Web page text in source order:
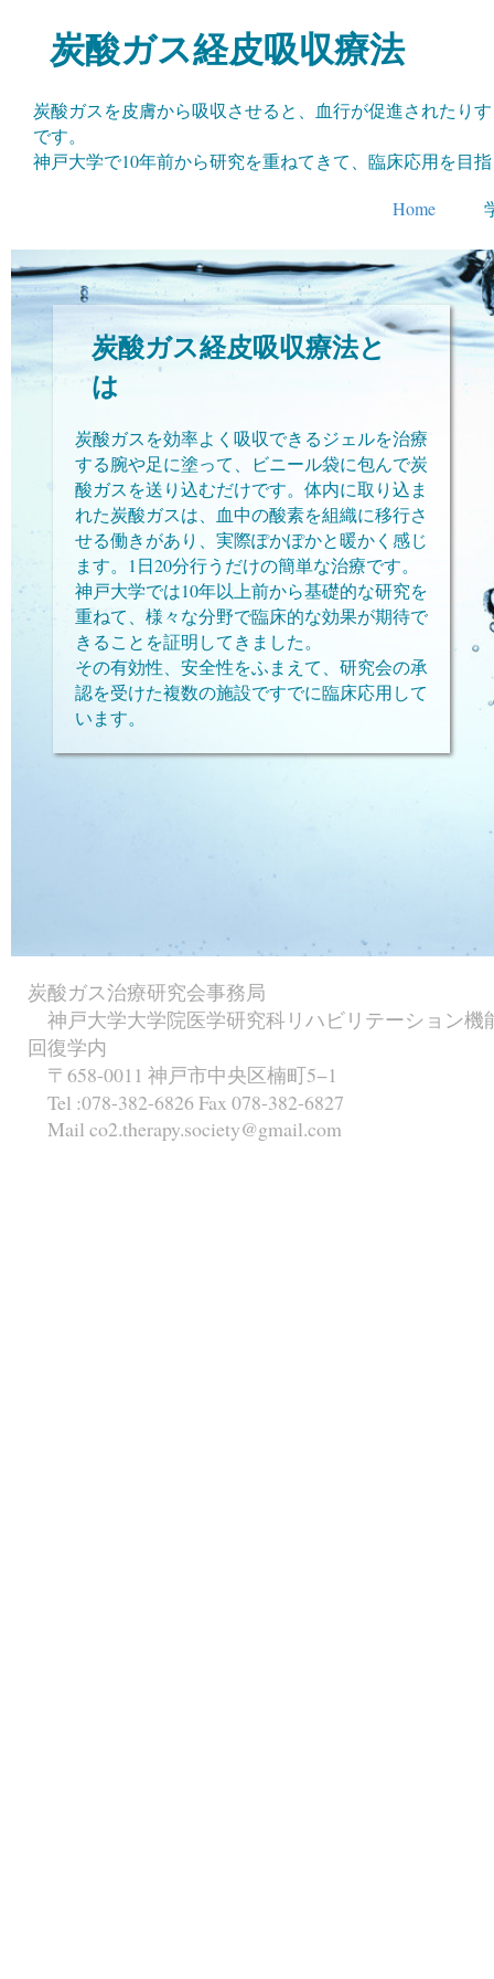
​炭酸ガス経皮吸収療法
炭酸ガスを皮膚から吸収させると、血行が促進されたり
です。
神戸大学で10年前から研究を重ねてきて、臨床応用を目
Home
炭酸ガス経皮吸収療法と
は
炭酸ガスを効率よく吸収できるジェルを治療
する腕や足に塗って、ビニール袋に包んで炭
酸ガスを送り込むだけです。体内に取り込ま
れた炭酸ガスは、血中の酸素を組織に移行さ
せる働きがあり、実際ぽかぽかと暖かく感じ
ます。1日20分行うだけの簡単な治療です。
神戸大学では10年以上前から基礎的な研究を
重ねて、様々な分野で臨床的な効果が期待で
きることを証明してきました。
その有効性、安全性をふまえて、研究会の承
認を受けた複数の施設ですでに臨床応用して
います。
炭酸ガス治療研究会事務局
神戸大学大学院医学研究科リハビリテーション機
回復学内
〒658-0011 神戸市中央区楠町5−1
Tel :078-382-6826 Fax 078-382-6827
Mail co2.therapy.society@gmail.com